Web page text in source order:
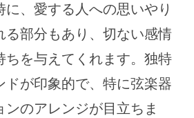
、愛する人への思いやり
る部分もあり、切ない感情
ちを与えてくれます。独特
ドが印象的で、特に弦楽器
のアレンジが目立ちま